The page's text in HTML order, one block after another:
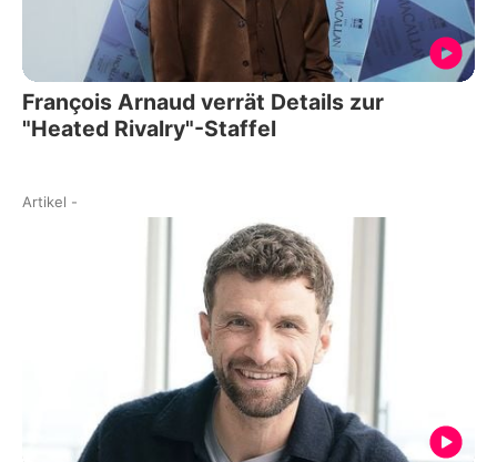
François Arnaud verrät Details zur
"Heated Rivalry"-Staffel
Artikel -